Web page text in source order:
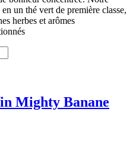
un thé vert de première classe,
herbes et arômes
Mighty Banane